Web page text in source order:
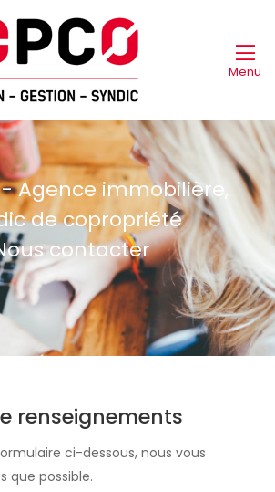
Menu
- Agence immobilière,
de copropriété
contacter
renseignements
ci-dessous, nous vous
que possible.